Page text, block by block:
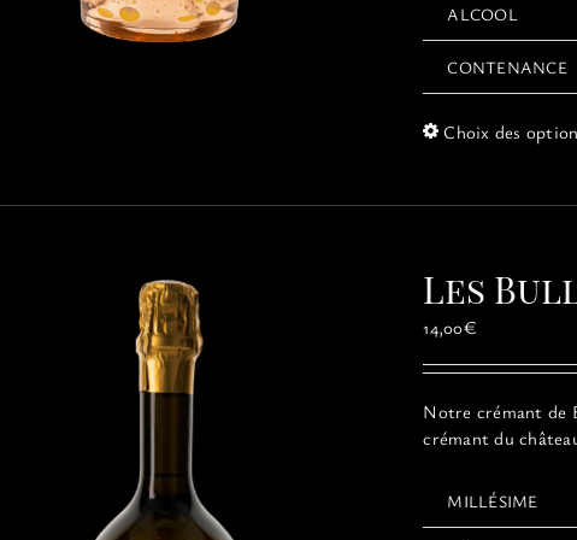
ALCOOL
CONTENANCE
Choix des
Les
14,00€
Notre crémant de
crémant du
MILLÉSIME